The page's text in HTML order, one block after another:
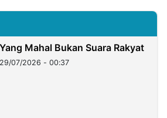
Yang Mahal Bukan Suara Rakyat
29/07/2026 - 00:37